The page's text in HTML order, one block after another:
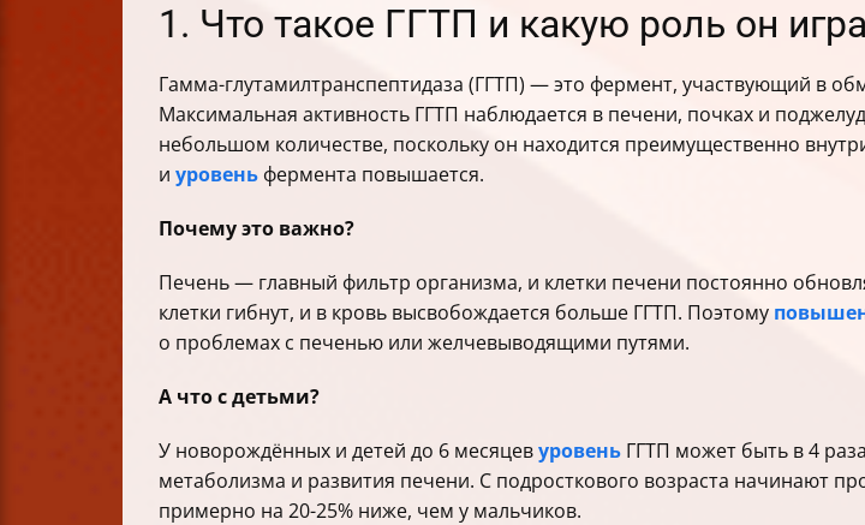
1. Что такое ГГТП и какую роль он
Гамма-глутамилтранспептидаза (ГГТП) — это фермент, участвующий в
Максимальная активность ГГТП наблюдается в печени, почках и
небольшом количестве, поскольку он находится преимущественно
и уровеньфермента повышается.
Почему это важно?
Печень — главный фильтр организма, и клетки печени постоянно
клетки гибнут, и в кровь высвобождается больше ГГТП. Поэтому
о проблемах с печенью или желчевыводящими путями.
А что с детьми?
У новорождённых и детей до 6 месяцевуровень ГГТП может быть в 4
метаболизма и развития печени. С подросткового возраста начинают
примерно на 20-25% ниже, чем у мальчиков.